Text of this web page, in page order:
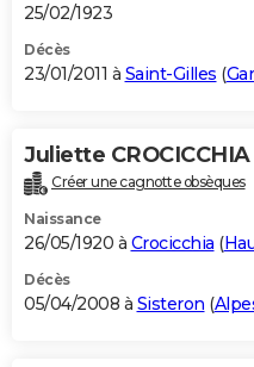
25/02/1923
Décès
23/01/2011 à Saint-Gilles (
Juliette CROCICCHIA
Créer une cagnotte obsèques
Naissance
26/05/1920 à Crocicchia (
Décès
05/04/2008 à Sisteron (